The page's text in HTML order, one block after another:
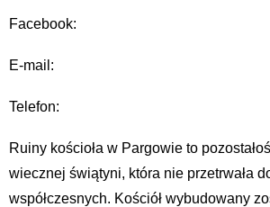
Facebook:
E-mail:
Telefon:
Ruiny kościoła w Pargowie to
wiecznej świątyni, która nie przetrwała
współczesnych. Kościół wybudowany